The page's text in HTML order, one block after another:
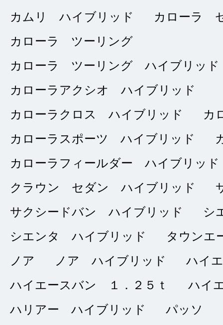
★★★★★
5
2024/08/27
とても親切
アクア
販売店の評価
接客：5 ｜ 雰囲
問合せ：5｜ 説
とても親切でてい
心して車の購入が
を考えている人が
カムリ ハイブリッド
カローラ
カローラ ツーリング
カローラ ツーリング ハイブリッド
カローラアクシオ ハイブリッド
カローラクロス ハイブリッド
カ
カローラスポーツ ハイブリッド
カローラフィールダー ハイブリッド
クラウン セダン ハイブリッド
サクシードバン ハイブリッド
シ
シエンタ ハイブリッド
タウンエ
ノア
ノア ハイブリッド
ハイ
ハイエースバン １．２５ｔ
ハイ
ハリアー ハイブリッド
パッソ